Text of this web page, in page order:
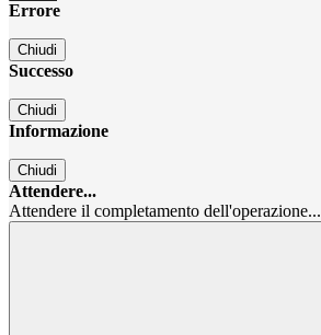
Errore
Chiudi
Successo
Chiudi
Informazione
Chiudi
Attendere...
Attendere il completamento dell'operazione...